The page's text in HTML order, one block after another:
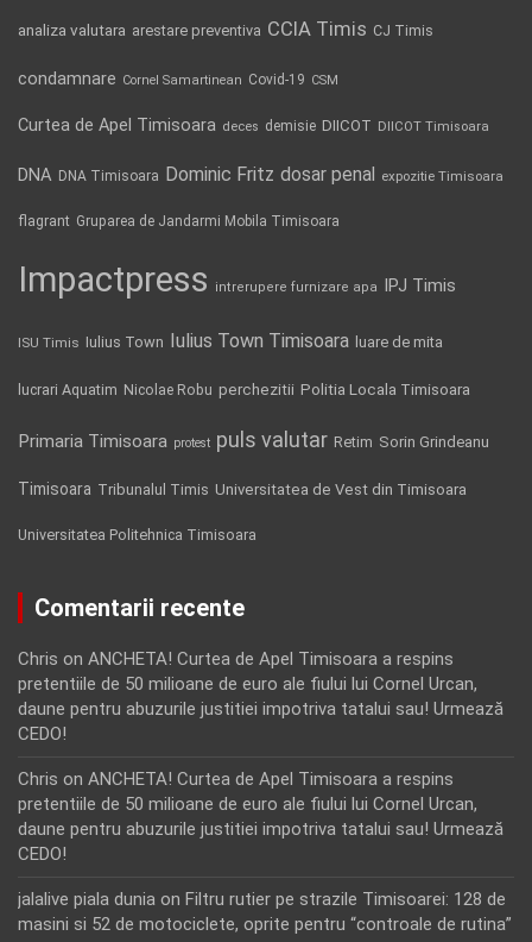
analiza valutara arestare preventiva CCIA Timis CJ Timis
condamnare Cornel Samartinean Covid-19 CSM
Curtea de Apel Timisoara deces demisie DIICOT DIICOT Timisoara
DNA DNA Timisoara Dominic Fritz dosar penal expozitie Timisoara
flagrant Gruparea de Jandarmi Mobila Timisoara
Impactpress intrerupere furnizare apa IPJ Timis
ISU Timis Iulius Town Iulius Town Timisoara luare de mita
lucrari Aquatim Nicolae Robu perchezitii Politia Locala Timisoara
Primaria Timisoara protest puls valutar Retim Sorin Grindeanu
Timisoara Tribunalul Timis Universitatea de Vest din Timisoara
Universitatea Politehnica Timisoara
Comentarii recente
Chris on ANCHETA! Curtea de Apel Timisoara a respins
pretentiile de 50 milioane de euro ale fiului lui Cornel Urcan,
daune pentru abuzurile justitiei impotriva tatalui sau! Urmează
CEDO!
Chris on ANCHETA! Curtea de Apel Timisoara a respins
pretentiile de 50 milioane de euro ale fiului lui Cornel Urcan,
daune pentru abuzurile justitiei impotriva tatalui sau! Urmează
CEDO!
jalalive piala dunia on Filtru rutier pe strazile Timisoarei: 128 de
masini si 52 de motociclete, oprite pentru “controale de rutina”